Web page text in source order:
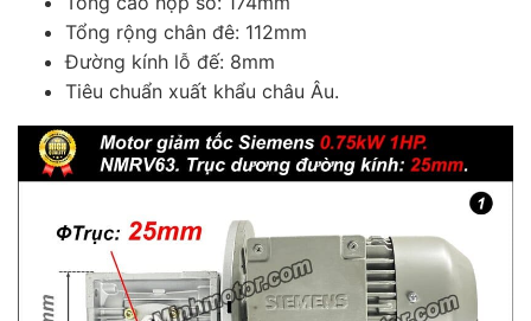
Tổng rộng chân đê: 112mm
Đường kính lỗ đế: 8mm
Tiêu chuẩn xuất khẩu châu Âu.